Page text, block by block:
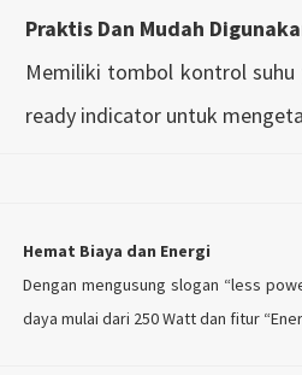
Praktis Dan Mudah
Memiliki tombol kontrol
ready indicator untuk
Hemat Biaya dan Energi
Dengan mengusung slogan “less
daya mulai dari 250 Watt dan fitur